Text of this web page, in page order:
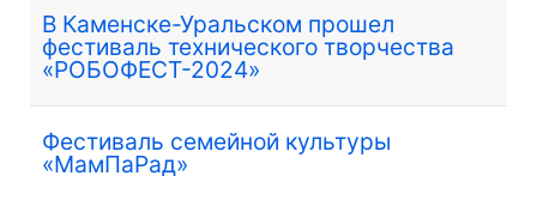
В Каменске-Уральском прошел
фестиваль технического творчества
«РОБОФЕСТ-2024»
Фестиваль семейной культуры
«МамПаРад»